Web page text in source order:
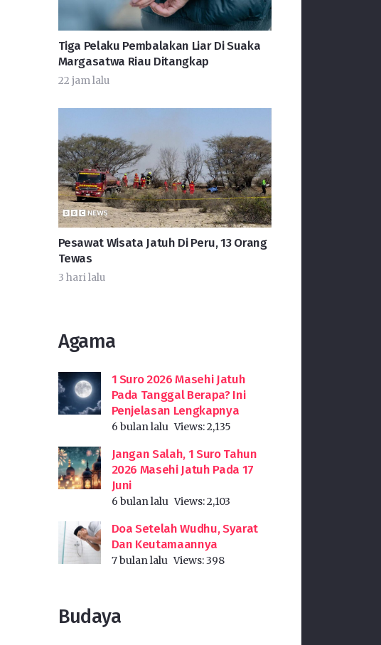
Tiga Pelaku Pembalakan Liar Di Suaka
Margasatwa Riau Ditangkap
22 jam lalu
Pesawat Wisata Jatuh Di Peru, 13 Orang
Tewas
3 hari lalu
Agama
1 Suro 2026 Masehi Jatuh
Pada Tanggal Berapa? Ini
Penjelasan Lengkapnya
6 bulan lalu Views:2,135
Jangan Salah, 1 Suro Tahun
2026 Masehi Jatuh Pada 17
Juni
6 bulan lalu Views:2,103
Doa Setelah Wudhu, Syarat
Dan Keutamaannya
7 bulan lalu Views:398
Budaya